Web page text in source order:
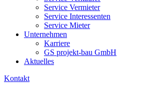
Service Vermieter
Service Interessenten
Service Mieter
Unternehmen
Karriere
GS projekt-bau GmbH
Aktuelles
Kontakt